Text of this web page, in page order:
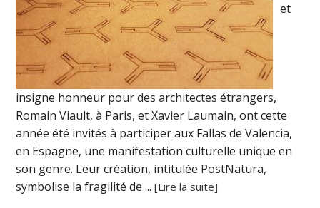
et
insigne honneur pour des architectes étrangers,
Romain Viault, à Paris, et Xavier Laumain, ont cette
année été invités à participer aux Fallas de Valencia,
en Espagne, une manifestation culturelle unique en
son genre. Leur création, intitulée PostNatura,
symbolise la fragilité de ...[Lire la suite]